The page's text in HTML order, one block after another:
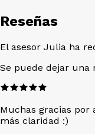
Reseñas
El asesor Julia ha
Se puede dejar una
Muchas gracias por
más claridad :)